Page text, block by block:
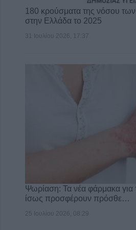
180 κρούσματα της νόσου
στην Ελλάδα το 2025
31 Ιουλίου 2026, 17:37
Ψωρίαση: Τα νέα φάρμακα για
ίσως προσφέρουν πρόσθε…
25 Ιουλίου 2026, 08:29